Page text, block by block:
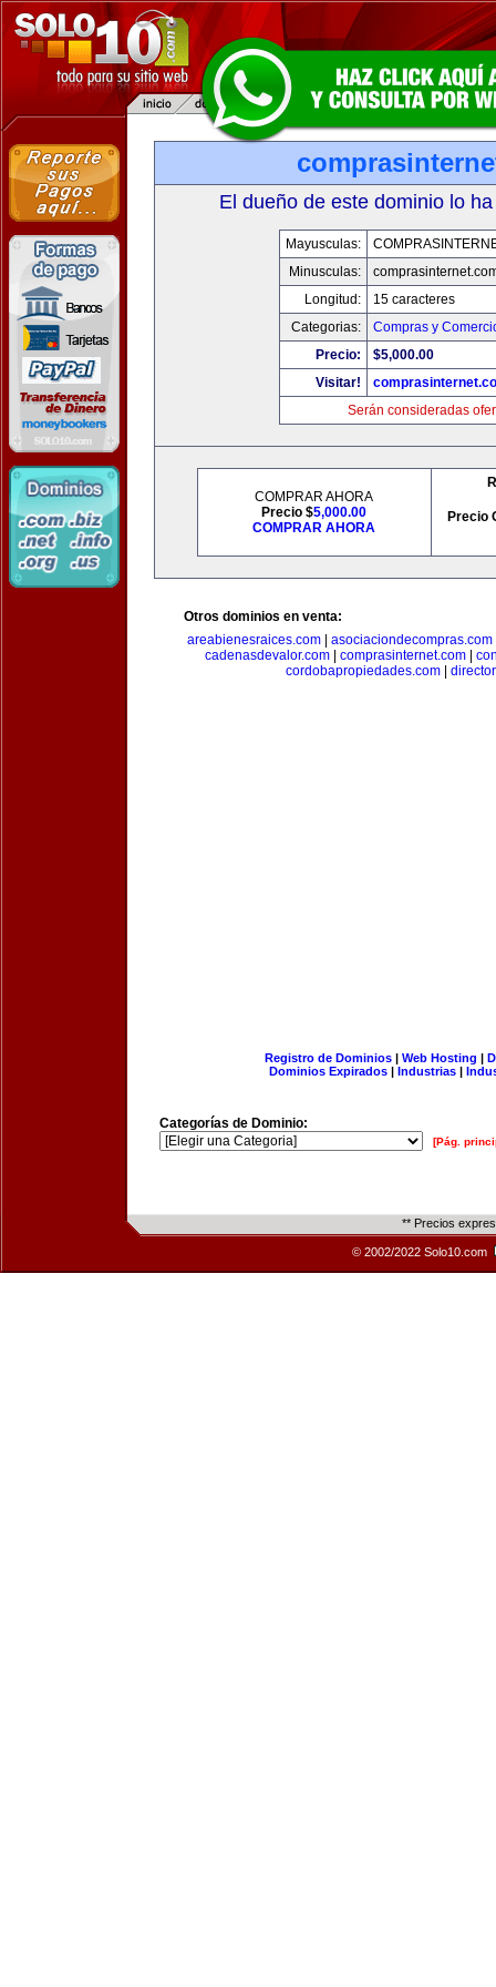
El dueño de este dominio lo
Mayusculas:
Minusculas:
Longitud:
15 caracteres
Categorias:
Compras y
Precio:
$5,000.00
Visitar!
Serán consideradas
COMPRAR AHORA
Precio $5,000.00
COMPRAR AHORA
Precio
Otros dominios en venta:
areabienesraices.com| asociaciondecompras.com
cadenasdevalor.com
comprasinternet.com
cordobapropiedades.com
Registro de Dominios| Web Hosting |
Dominios Expirados | Industrias |
Categorías de Dominio:
[Pág.
** Precios
© 2002/2022 Solo10.com